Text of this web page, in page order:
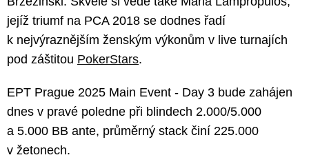
jejíž triumf na PCA 2018 se dodnes řadí
k nejvýraznějším ženským výkonům v live turnajích
pod záštitou PokerStars.
EPT Prague 2025 Main Event - Day 3 bude zahájen
dnes v pravé poledne při blindech 2.000/5.000
a 5.000 BB ante, průměrný stack činí 225.000
v žetonech.